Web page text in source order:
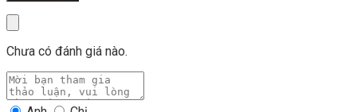
Chưa có đánh giá nào.